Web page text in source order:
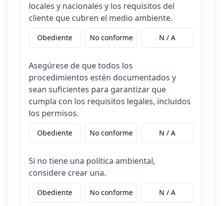
locales y nacionales y los requisitos del
cliente que cubren el medio ambiente.
Obediente No conforme N / A
Asegúrese de que todos los
procedimientos estén documentados y
sean suficientes para garantizar que
cumpla con los requisitos legales, incluidos
los permisos.
Obediente No conforme N / A
Si no tiene una política ambiental,
considere crear una.
Obediente No conforme N / A